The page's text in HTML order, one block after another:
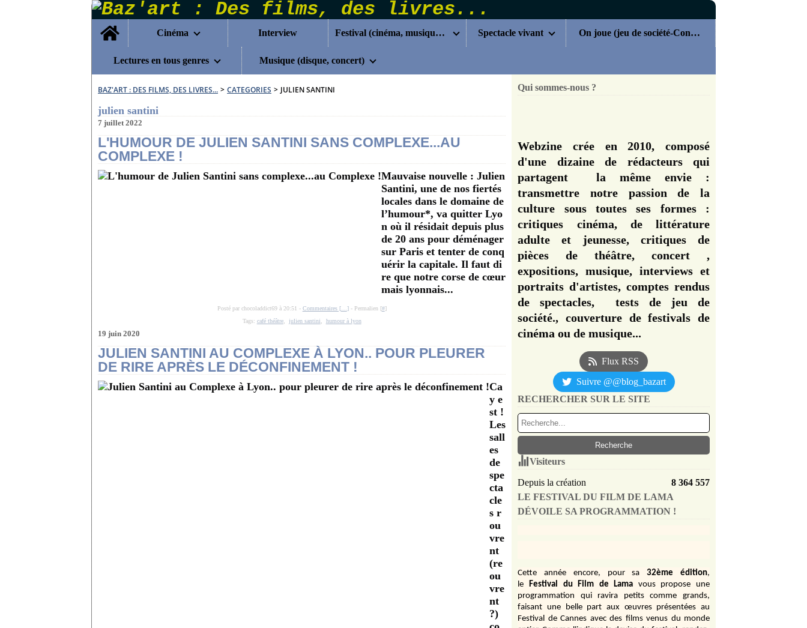
Home
Cinéma
Interview Festival (cinéma, musique...) Spectacle vivant On joue (jeu de société-Concours)
Lectures en tous genres Musique (disque, concert)
BAZ'ART : DES FILMS, DES LIVRES... > CATEGORIES > JULIEN SANTINI
julien santini
7 juillet 2022
L'HUMOUR DE JULIEN SANTINI SANS COMPLEXE...AU
COMPLEXE !
Mauvaise nouvelle : Julien
Santini, une de nos fiertés
locales dans le domaine de
l’humour*, va quitter Lyo
n où il résidait depuis plus
de 20 ans pour déménager
sur Paris et tenter de conq
uérir la capitale. Il faut di
re que notre corse de cœur
mais lyonnais...
Posté par chocoladdict69 à 20:51 - Commentaires [… ]- Permalien [#]
Tags: café théâtre, julien santini humour à lyon
19 juin 2020
JULIEN SANTINI AU COMPLEXE À LYON.. POUR PLEURER
DE RIRE APRÈS LE DÉCONFINEMENT !
Ca
y e
st !
Les
sall
es
de
spe
cta
cle
s r
ou
vre
nt
(re
ou
vre
nt
?)
Qui sommes-nous ?
Webzine crée en 2010, composé
d'une dizaine de rédacteurs qui
partagent la même envie :
transmettre notre passion de la
culture sous toutes ses formes :
critiques cinéma, de littérature
adulte et jeunesse, critiques de
pièces de théâtre, concert ,
expositions, musique, interviews et
portraits d'artistes, comptes rendus
de spectacles, tests de jeu de
société., couverture de festivals de
cinéma ou de musique...
Flux RSS
Suivre @@blog_bazart
RECHERCHER SUR LE SITE
Visiteurs
Depuis la création
8 364 557
LE FESTIVAL DU FILM DE LAMA
DÉVOILE SA PROGRAMMATION !
Cette année encore, pour sa 32ème édition,
le Festival du Film de Lama vous propose une
programmation qui ravira petits comme grands,
faisant une belle part aux œuvres présentées au
Festival de Cannes avec des films venus du monde